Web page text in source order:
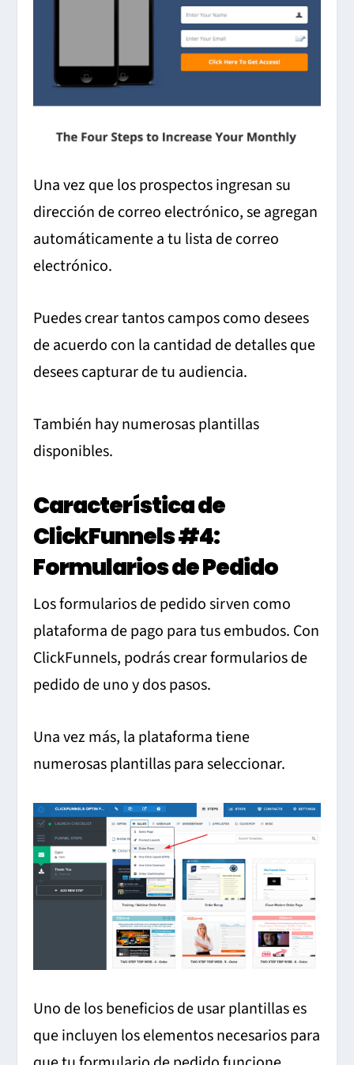
Una vez que los prospectos ingresan su
dirección de correo electrónico, se agregan
automáticamente a tu lista de correo
electrónico.
Puedes crear tantos campos como desees
de acuerdo con la cantidad de detalles que
desees capturar de tu audiencia.
También hay numerosas plantillas
disponibles.
Característica de
ClickFunnels #4:
Formularios de Pedido
Los formularios de pedido sirven como
plataforma de pago para tus embudos. Con
ClickFunnels, podrás crear formularios de
pedido de uno y dos pasos.
Una vez más, la plataforma tiene
numerosas plantillas para seleccionar.
Uno de los beneficios de usar plantillas es
que incluyen los elementos necesarios para